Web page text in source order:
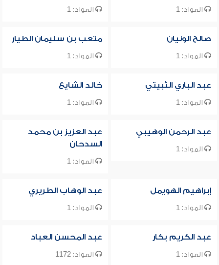
المواد: 1 المواد: 1
صالح الونيان
المواد: 1
متعب بن سليمان الطيار
المواد: 1
عبد الباري الثبيتي
المواد: 1
خالد الشايع
المواد: 1
عبد الرحمن الوهيبي
المواد: 1
عبد العزيز بن محمد
السدحان
المواد: 1
إبراهيم الهويمل
المواد: 1
عبد الوهاب الطريري
المواد: 1
عبد الكريم بكار
المواد: 1
عبد المحسن العباد
المواد: 1172